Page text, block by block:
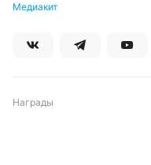
Медиакит
Награды